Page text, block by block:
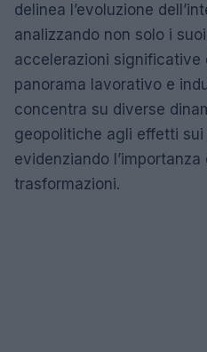
delinea l’evoluzione
analizzando non solo i
accelerazioni significative
panorama lavorativo e
concentra su diverse
geopolitiche agli effetti sui
evidenziando
trasformazioni.